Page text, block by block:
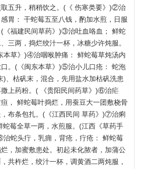
五升，稍稍饮之。(《 伤寒类要》)②治
胃： 干蛇莓五至八钱，酌加水煎，日服
(《福建民间草药》)③治吐血咯血； 鲜蛇
三两，捣烂绞汁一杯，冰糖少许炖服。
本草》)④治咽喉肿痛： 鲜蛇莓草炖汤内
口。(《闽东本草》)⑤治小儿口疮： 蛇泡
)、枯矾末，混合，先用盐水加枯矾洗患
上药粉。( 《贵阳民间药草》)⑥治疟
， 鲜蛇莓叶捣烂，用蚕豆大一团敷桡骨
布条包扎。(《江西民间 草药》)⑦治痢
蛇莓全草一两，水煎服。(江西《草药手
蛇头疔，乳痈，背疮，疔疮： 鲜蛇莓
，加蜜敷患处。初起未化脓者，加蒲公
共杵烂，绞汁一杯，调黄酒二两炖服，